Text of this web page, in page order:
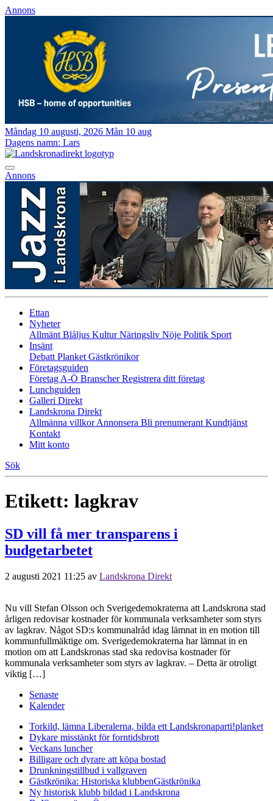
Annons
Måndag 10 augusti, 2026 Mån 10 aug
Dagens namn: Lars
Annons
Ettan
Nyheter
Allmänt Blåljus KulturNäringsliv Nöje Politik Sport
Insänt
Debatt Planket Gästkrönikor
Företagsguiden
Företag A-Ö BranscherRegistrera ditt företag
Lunchguiden
Galleri Direkt
Landskrona Direkt
Allmänna villkorAnnonsera Bli prenumerant Kundtjänst
Kontakt
Mitt konto
Sök
Etikett: lagkrav
SD vill få mer transparens i
budgetarbetet
2 augusti 2021 11:25 av Landskrona Direkt
Nu vill Stefan Olsson och Sverigedemokraterna att Landskrona stad
årligen redovisar kostnader för kommunala verksamheter som styrs
av lagkrav. Något SD:s kommunalråd idag lämnat in en motion till
kommunfullmäktige om. Sverigedemokraterna har lämnat in en
motion om att Landskronas stad ska redovisa kostnader för
kommunala verksamheter som styrs av lagkrav. – Detta är otroligt
viktig […]
Senaste
Kalender
Torkild, lämna Liberalerna, bilda ett Landskronaparti!planket
Dykare misstänkt för forntidsbrott
Veckans luncher
Billigare och dyrare att köpa bostad
Drunkningstillbud i vallgraven
Gästkrönika: Historiska klubbenGästkrönika
Ny historisk klubb bildad i Landskrona